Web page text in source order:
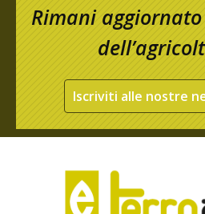
Rimani
Iscriviti alle nostre